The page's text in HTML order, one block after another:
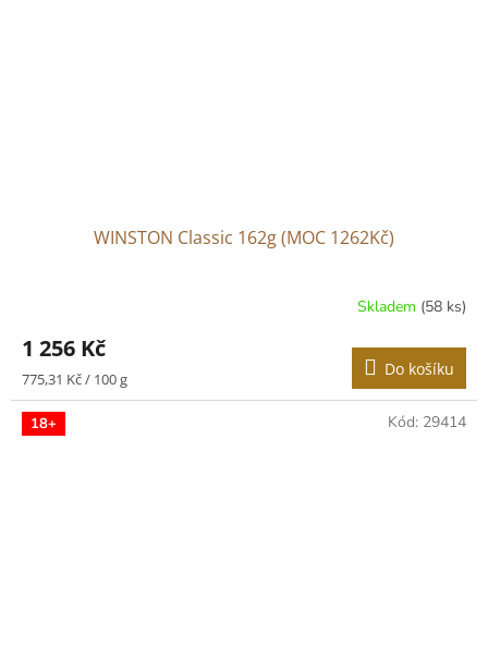
WINSTON Classic 162g (MOC 1262Kč)
Skladem (58 ks)
1 256 Kč
Měrná
cena:
775,31 Kč / 100 g Do košíku
18+ Kód: 29414